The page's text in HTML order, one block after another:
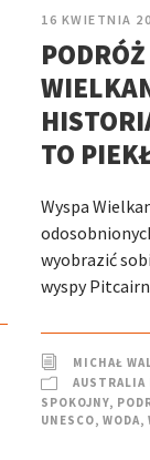
16 KWIETNIA
TO
Wyspa
wyobrazić
wyspy
MICHAŁ
AUSTRALIA
SPOKOJNY,
UNESCO, WODA,